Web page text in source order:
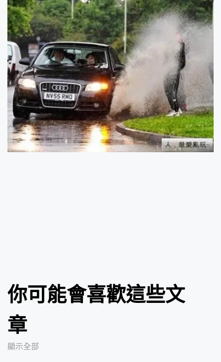
你可能會喜歡這些文
章
顯示全部